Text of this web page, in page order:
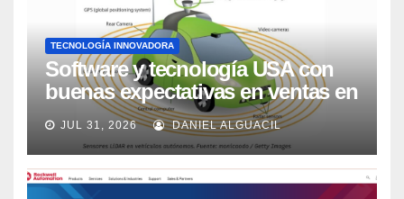
TECNOLOGÍA INNOVADORA
Software y tecnología USA con
buenas expectativas en ventas en
los próximos 2 años, según
Market Watch
JUL 31, 2026 DANIEL ALGUACIL